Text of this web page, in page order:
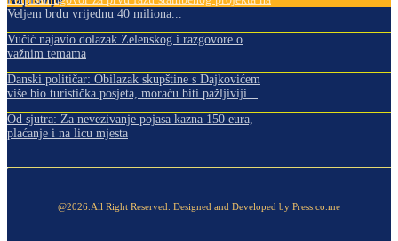
Veljem brdu vrijednu 40 miliona...
Vučić najavio dolazak Zelenskog i razgovore o
važnim temama
Danski političar: Obilazak skupštine s Dajkovićem
više bio turistička posjeta, moraću biti pažljiviji...
Od sjutra: Za nevezivanje pojasa kazna 150 eura,
plaćanje i na licu mjesta
@2026.All Right Reserved. Designed and Developed by Press.co.me